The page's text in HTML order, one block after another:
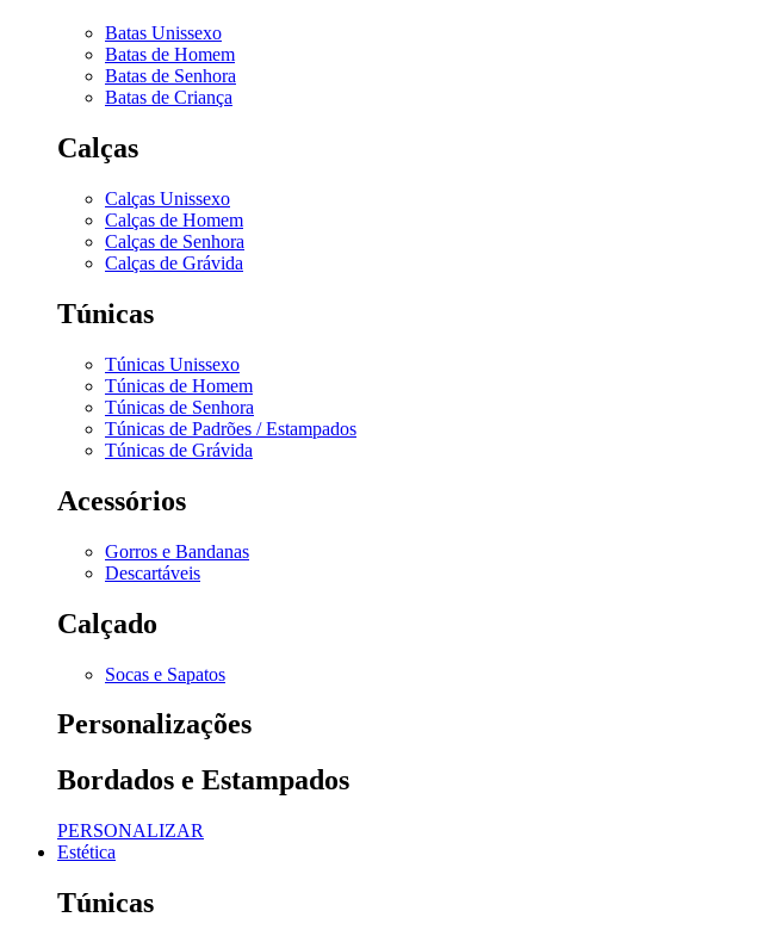
Batas Unissexo
Batas de Homem
Batas de Senhora
Batas de Criança
Calças
Calças Unissexo
Calças de Homem
Calças de Senhora
Calças de Grávida
Túnicas
Túnicas Unissexo
Túnicas de Homem
Túnicas de Senhora
Túnicas de Padrões / Estampados
Túnicas de Grávida
Acessórios
Gorros e Bandanas
Descartáveis
Calçado
Socas e Sapatos
Personalizações
Bordados e Estampados
PERSONALIZAR
Estética
Túnicas